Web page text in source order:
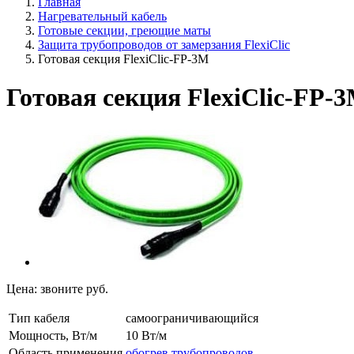
Нагревательный кабель
Готовые секции, греющие маты
Защита трубопроводов от замерзания FlexiClic
Готовая секция FlexiClic-FP-3M
Готовая секция FlexiClic-FP-
Цена: звоните руб.
Тип кабеля
самоограничивающийся
Мощность, Вт/м
10 Вт/м